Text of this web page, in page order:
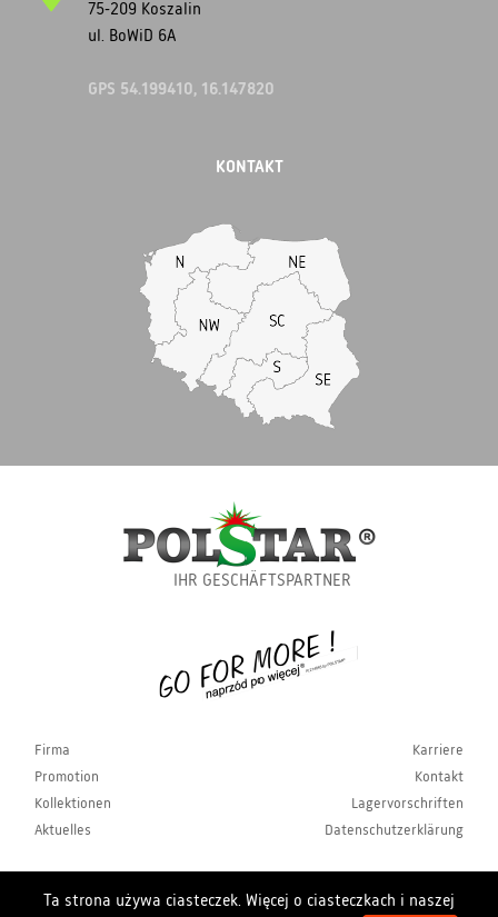
Ta strona używa ciasteczek. Więcej o ciasteczkach i naszej
75-209 Koszalin
ul. BoWiD 6A
GPS 54.199410, 16.147820
KONTAKT
IHR GESCHÄFTSPARTNER
Firma
Promotion
Kollektionen
Aktuelles
Karriere
Kontakt
Lagervorschriften
Datenschutzerklärung